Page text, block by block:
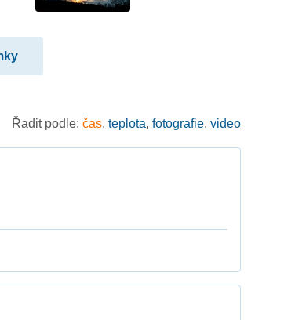
Řadit podle: čas, teplota, fotografie, video